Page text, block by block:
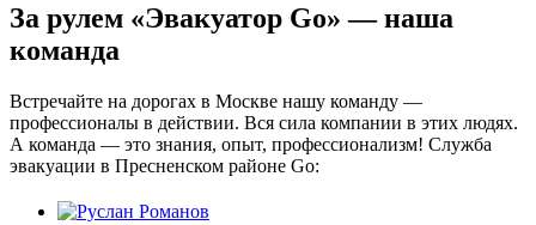
За рулем «Эвакуатор Go» — наша
команда
Встречайте на дорогах в Москве нашу команду —
профессионалы в действии. Вся сила компании в этих людях.
А команда — это знания, опыт, профессионализм! Служба
эвакуации в Пресненском районе Go: